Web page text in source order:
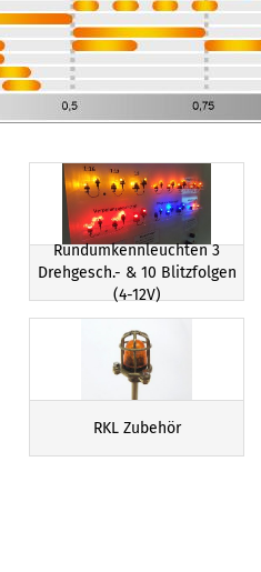
Rundumkennleuchten 3
Drehgesch.- & 10 Blitzfolgen
(4-12V)
RKL Zubehör